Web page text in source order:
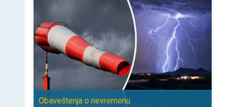
Obaveštenja o nevremenu